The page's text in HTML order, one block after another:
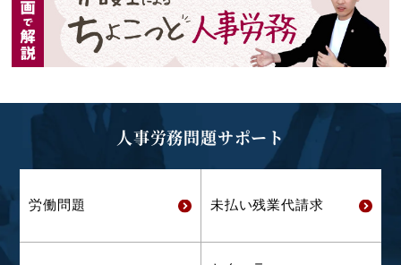
人事労務問題サポート
労働問題 未払い残業代請求